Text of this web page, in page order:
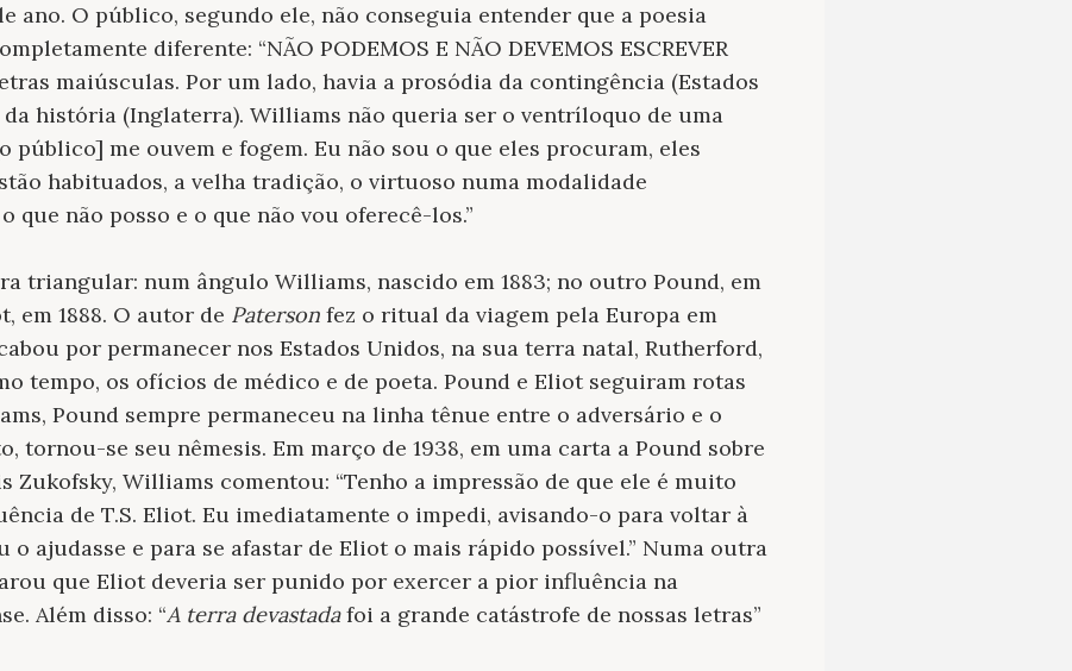
ano. O público, segundo ele, não conseguia entender que a poesia
diferente: “NÃO PODEMOS E NÃO DEVEMOS ESCREVER
maiúsculas. Por um lado, havia a prosódia da contingência (Estados
história (Inglaterra). Williams não queria ser o ventríloquo de uma
público] me ouvem e fogem. Eu não sou o que eles procuram, eles
habituados, a velha tradição, o virtuoso numa modalidade
que não posso e o que não vou oferecê-los.”
triangular: num ângulo Williams, nascido em 1883; no outro Pound, em
em 1888. O autor de Paterson fez o ritual da viagem pela Europa em
por permanecer nos Estados Unidos, na sua terra natal, Rutherford,
tempo, os ofícios de médico e de poeta. Pound e Eliot seguiram rotas
Pound sempre permaneceu na linha tênue entre o adversário e o
tornou-se seu nêmesis. Em março de 1938, em uma carta a Pound sobre
Zukofsky, Williams comentou: “Tenho a impressão de que ele é muito
de T.S. Eliot. Eu imediatamente o impedi, avisando-o para voltar à
o ajudasse e para se afastar de Eliot o mais rápido possível.” Numa outra
que Eliot deveria ser punido por exercer a pior influência na
Além disso: “A terra devastadafoi a grande catástrofe de nossas letras”